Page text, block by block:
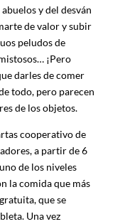
y del desván
de valor y subir
peludos de
¡Pero
darles de comer
todo, pero parecen
de los objetos.
cooperativo de
a partir de 6
de los niveles
la comida que más
que se
Una vez